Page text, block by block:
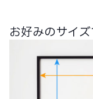
お好みのサイ